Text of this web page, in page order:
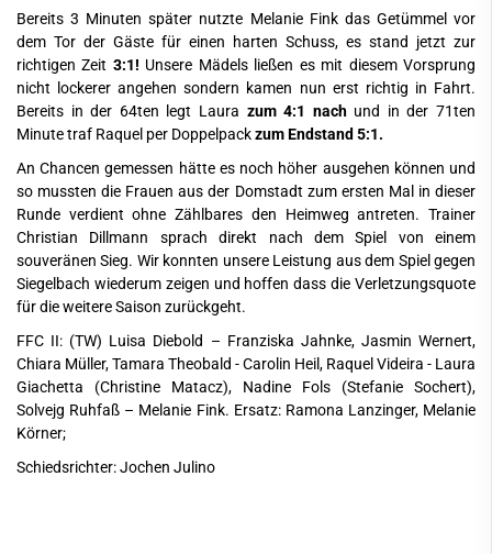
Bereits 3 Minuten später nutzte Melanie Fink das Getümmel vor
dem Tor der Gäste für einen harten Schuss, es stand jetzt zur
richtigen Zeit 3:1! Unsere Mädels ließen es mit diesem Vorsprung
nicht lockerer angehen sondern kamen nun erst richtig in Fahrt.
Bereits in der 64ten legt Laura zum 4:1 nachund in der 71ten
Minute traf Raquel per Doppelpackzum Endstand 5:1.
An Chancen gemessen hätte es noch höher ausgehen können und
so mussten die Frauen aus der Domstadt zum ersten Mal in dieser
Runde verdient ohne Zählbares den Heimweg antreten. Trainer
Christian Dillmann sprach direkt nach dem Spiel von einem
souveränen Sieg. Wir konnten unsere Leistung aus dem Spiel gegen
Siegelbach wiederum zeigen und hoffen dass die Verletzungsquote
für die weitere Saison zurückgeht.
FFC II: (TW) Luisa Diebold – Franziska Jahnke, Jasmin Wernert,
Chiara Müller, Tamara Theobald - Carolin Heil, Raquel Videira - Laura
Giachetta (Christine Matacz), Nadine Fols (Stefanie Sochert),
Solvejg Ruhfaß – Melanie Fink. Ersatz: Ramona Lanzinger, Melanie
Körner;
Schiedsrichter: Jochen Julino